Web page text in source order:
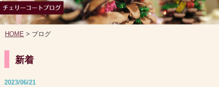
HOME > ブログ
新着
2023/06/21